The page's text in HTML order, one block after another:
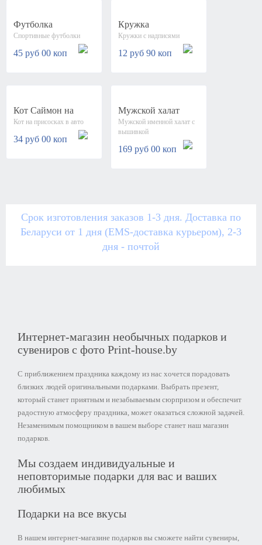
Футболка
"FOOTBALL
STAR" (арт.76)
Спортивные футболки
45 руб 00 коп
Кружка
"FOOTBALL
STAR" (арт.75)
Кружки с надписями
12 руб 90 коп
Кот Саймон на
присосках в авто
(арт.172)
Кот на присосках в авто
34 руб 00 коп
Мужской халат
синего цвета с
именной вышивкой
мужской (арт.1801)
Мужской именной халат с
вышивкой
169 руб 00 коп
Срок изготовления заказов 1-3 дня. Доставка по
Беларуси от 1 дня (EMS-доставка курьером), 2-3
дня - почтой
Интернет-магазин необычных подарков и
сувениров с фото Print-house.by
С приближением праздника каждому из нас хочется порадовать
близких людей оригинальными подарками. Выбрать презент,
который станет приятным и незабываемым сюрпризом и обеспечит
радостную атмосферу праздника, может оказаться сложной задачей.
Незаменимым помощником в вашем выборе станет наш магазин
подарков.
Мы создаем индивидуальные и
неповторимые подарки для вас и ваших
любимых
Подарки на все вкусы
В нашем интернет-магазине подарков вы сможете найти сувениры,